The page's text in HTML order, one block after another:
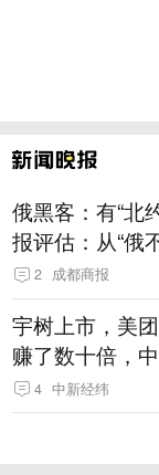
俄黑客：有“北
报评估：从“俄
发动有限攻击”
2 成都商报
宇树上市，美
赚了数十倍，
4 中新经纬